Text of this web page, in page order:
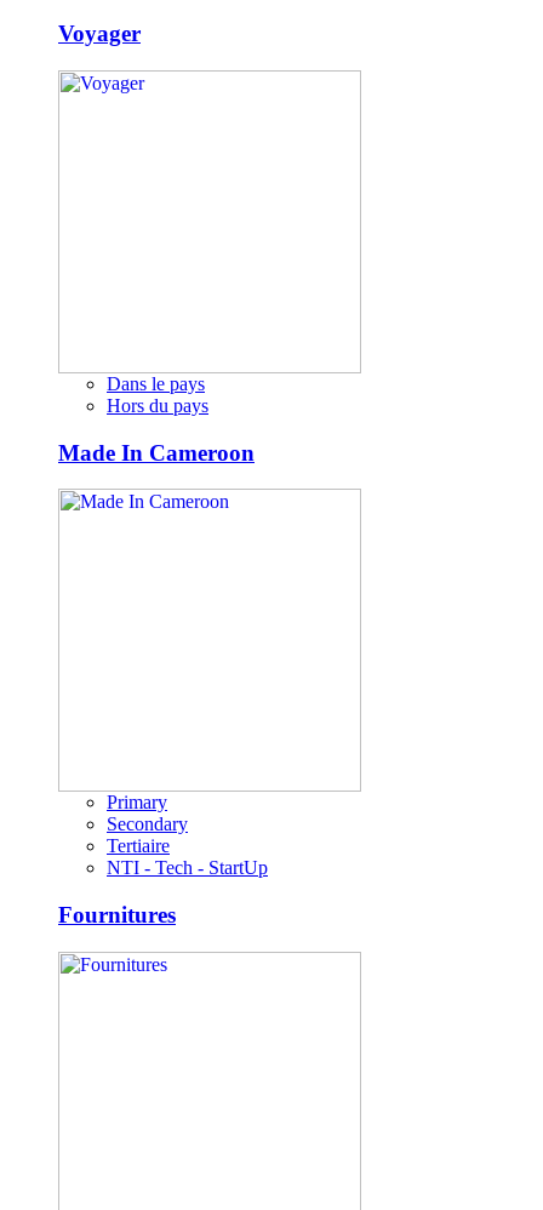
Voyager
Dans le pays
Hors du pays
Made In Cameroon
Primary
Secondary
Tertiaire
NTI - Tech - StartUp
Fournitures